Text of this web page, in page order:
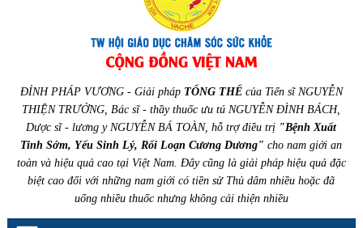
ĐỈNH PHÁP VƯƠNG - Giải pháp TỔNG THỂcủa Tiến sĩ NGUYỄN
THIỆN TRƯỞNG, Bác sĩ - thầy thuốc ưu tú NGUYỄN ĐÌNH BÁCH,
Dược sĩ - lương y NGUYỄN BÁ TOÀN, hỗ trợ điều trị "Bệnh Xuất
Tinh Sớm, Yếu Sinh Lý, Rối Loạn Cương Dương" cho nam giới an
toàn và hiệu quả cao tại Việt Nam. Đây cũng là giải pháp hiệu quả đặc
biệt cao đối với những nam giới có tiền sử Thủ dâm nhiều hoặc đã
uống nhiều thuốc nhưng không cải thiện nhiều